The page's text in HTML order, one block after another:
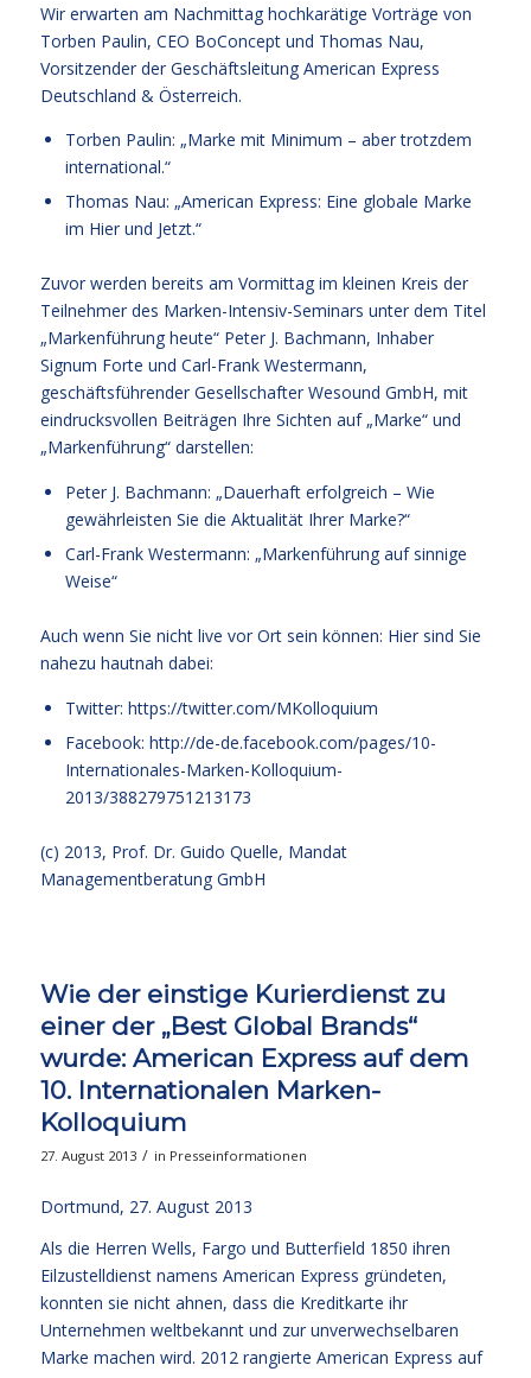
Wir erwarten am Nachmittag hochkarätige Vorträge von
Torben Paulin, CEO BoConcept und Thomas Nau,
Vorsitzender der Geschäftsleitung American Express
Deutschland & Österreich.
Torben Paulin: „Marke mit Minimum – aber trotzdem
international.“
Thomas Nau: „American Express: Eine globale Marke
im Hier und Jetzt.“
Zuvor werden bereits am Vormittag im kleinen Kreis der
Teilnehmer des Marken-Intensiv-Seminars unter dem Titel
„Markenführung heute“ Peter J. Bachmann, Inhaber
Signum Forte und Carl-Frank Westermann,
geschäftsführender Gesellschafter Wesound GmbH, mit
eindrucksvollen Beiträgen Ihre Sichten auf „Marke“ und
„Markenführung“ darstellen:
Peter J. Bachmann: „Dauerhaft erfolgreich – Wie
gewährleisten Sie die Aktualität Ihrer Marke?“
Carl-Frank Westermann: „Markenführung auf sinnige
Weise“
Auch wenn Sie nicht live vor Ort sein können: Hier sind Sie
nahezu hautnah dabei:
Twitter: https://twitter.com/MKolloquium
Facebook: http://de-de.facebook.com/pages/10-
Internationales-Marken-Kolloquium-
2013/388279751213173
(c) 2013, Prof. Dr. Guido Quelle, Mandat
Managementberatung GmbH
Wie der einstige Kurierdienst zu
einer der „Best Global Brands“
wurde: American Express auf dem
10. Internationalen Marken-
Kolloquium
27. August 2013 / in Presseinformationen
Dortmund, 27. August 2013
Als die Herren Wells, Fargo und Butterfield 1850 ihren
Eilzustelldienst namens American Express gründeten,
konnten sie nicht ahnen, dass die Kreditkarte ihr
Unternehmen weltbekannt und zur unverwechselbaren
Marke machen wird. 2012 rangierte American Express auf